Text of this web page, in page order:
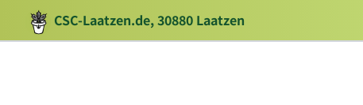
CSC-Laatzen.de, 30880 Laatzen